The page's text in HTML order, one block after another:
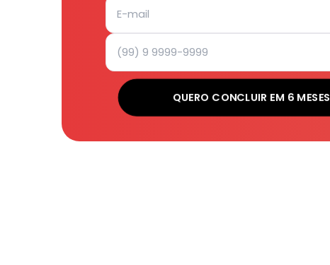
QUERO CONCLUIR EM 6 MESES